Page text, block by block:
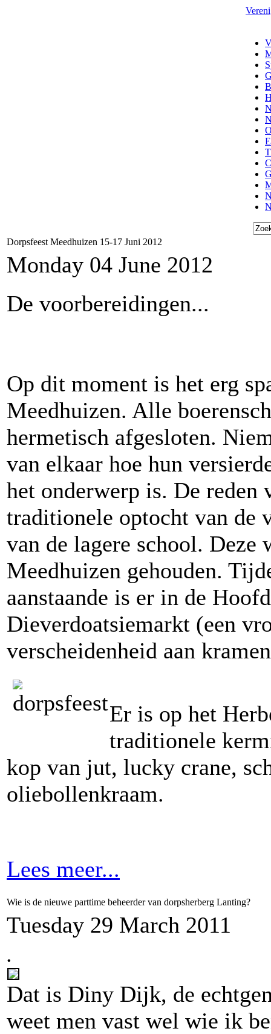
Dorpsfeest Meedhuizen 15-17 Juni 2012
Monday 04 June 2012
De voorbereidingen...
Op dit moment is het erg
Meedhuizen. Alle
hermetisch afgesloten.
van elkaar hoe hun
het onderwerp is. De reden
traditionele optocht van de
van de lagere school.
Meedhuizen gehouden.
aanstaande is er in de
Dieverdoatsiemarkt (een
verscheidenheid aan
Er is op het
traditionele
kop van jut, lucky crane,
oliebollenkraam.
Lees meer...
Wie is de nieuwe parttime beheerder van dorpsherberg Lanting?
Tuesday 29 March 2011
.
Dat is Diny Dijk, de
weet men vast wel wie ik